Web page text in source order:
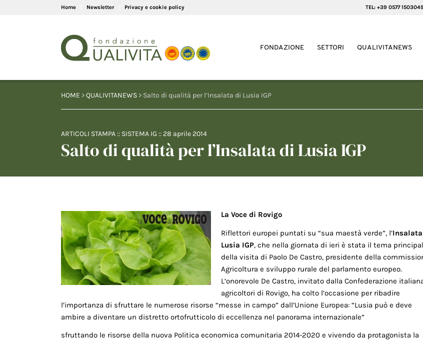
Home Newsletter Privacy e cookie policy TEL: +39 0577
FONDAZIONE SETTORI QUALIVITANEWS
HOME >QUALIVITANEWS > Salto di qualità per l’Insalata di Lusia IGP
ARTICOLI STAMPA :: SISTEMA IG :: 28 aprile 2014
Salto di qualità per l’Insalata di Lusia IGP
La Voce di Rovigo
Riflettori europei puntati su “sua maestà verde”, l’
Lusia IGP, che nella giornata di ieri è stata il tema
della visita di Paolo De Castro, presidente della
Agricoltura e sviluppo rurale del parlamento europeo.
L’onorevole De Castro, invitato dalla Confederazione
agricoltori di Rovigo, ha colto l’occasione per ribadire
l’importanza di sfruttare le numerose risorse “messe in campo” dall’Unione Europea: “Lusia può e deve
ambire a diventare un distretto ortofrutticolo di eccellenza nel panorama internazionale”
sfruttando le risorse della nuova Politica economica comunitaria 2014-2020 e vivendo da protagonista la